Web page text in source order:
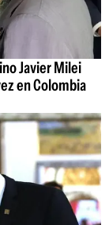
Javier Milei
en Colombia